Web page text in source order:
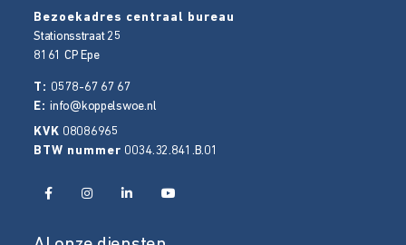
Bezoekadres centraal bureau
Stationsstraat 25
8161 CP Epe
T: 0578-67 67 67
E:info@koppelswoe.nl
KVK 08086965
BTW nummer 0034.32.841.B.01